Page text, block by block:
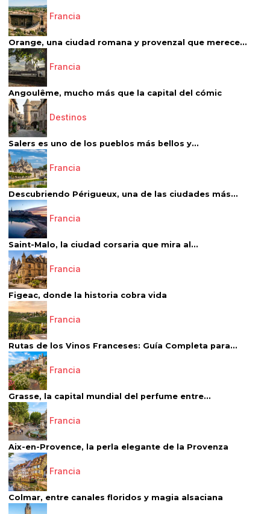
Francia
Orange, una ciudad romana y provenzal que merece...
Francia
Angoulême, mucho más que la capital del cómic
Destinos
Salers es uno de los pueblos más bellos y...
Francia
Descubriendo Périgueux, una de las ciudades más...
Francia
Saint-Malo, la ciudad corsaria que mira al...
Francia
Figeac, donde la historia cobra vida
Francia
Rutas de los Vinos Franceses: Guía Completa para...
Francia
Grasse, la capital mundial del perfume entre...
Francia
Aix-en-Provence, la perla elegante de la Provenza
Francia
Colmar, entre canales floridos y magia alsaciana